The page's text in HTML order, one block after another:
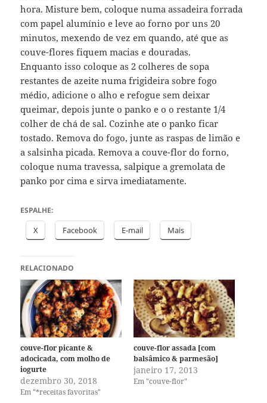
hora. Misture bem, coloque numa assadeira forrada
com papel alumínio e leve ao forno por uns 20
minutos, mexendo de vez em quando, até que as
couve-flores fiquem macias e douradas.
Enquanto isso coloque as 2 colheres de sopa
restantes de azeite numa frigideira sobre fogo
médio, adicione o alho e refogue sem deixar
queimar, depois junte o panko e o o restante 1/4
colher de chá de sal. Cozinhe ate o panko ficar
tostado. Remova do fogo, junte as raspas de limão e
a salsinha picada. Remova a couve-flor do forno,
coloque numa travessa, salpique a gremolata de
panko por cima e sirva imediatamente.
ESPALHE:
X Facebook E-mail Mais
RELACIONADO
couve-flor picante &
adocicada, com molho de
iogurte
dezembro 30, 2018
Em "*receitas favoritas"
couve-flor assada [com
balsâmico & parmesão]
janeiro 17, 2013
Em "couve-flor"